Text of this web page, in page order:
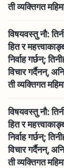
ती व्यक्तिगत
विषयवस्तु नौ:
हित र
निर्वाह गर्छन्;
विचार गर्दैनन्,
ती व्यक्तिगत
विषयवस्तु नौ:
हित र
निर्वाह गर्छन्;
विचार गर्दैनन्,
ती व्यक्तिगत